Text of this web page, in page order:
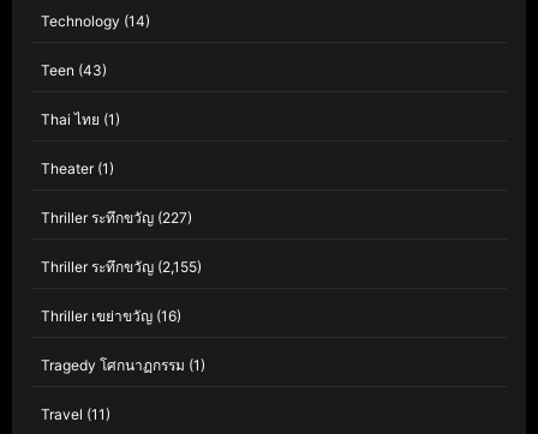
Technology (14)
Teen (43)
Thai ไทย (1)
Theater(1)
Thriller ระทึกขวัญ (227)
Thriller ระทึกขวัญ (2,155)
Thriller เขย่าขวัญ (16)
Tragedy โศกนาฏกรรม (1)
Travel (11)